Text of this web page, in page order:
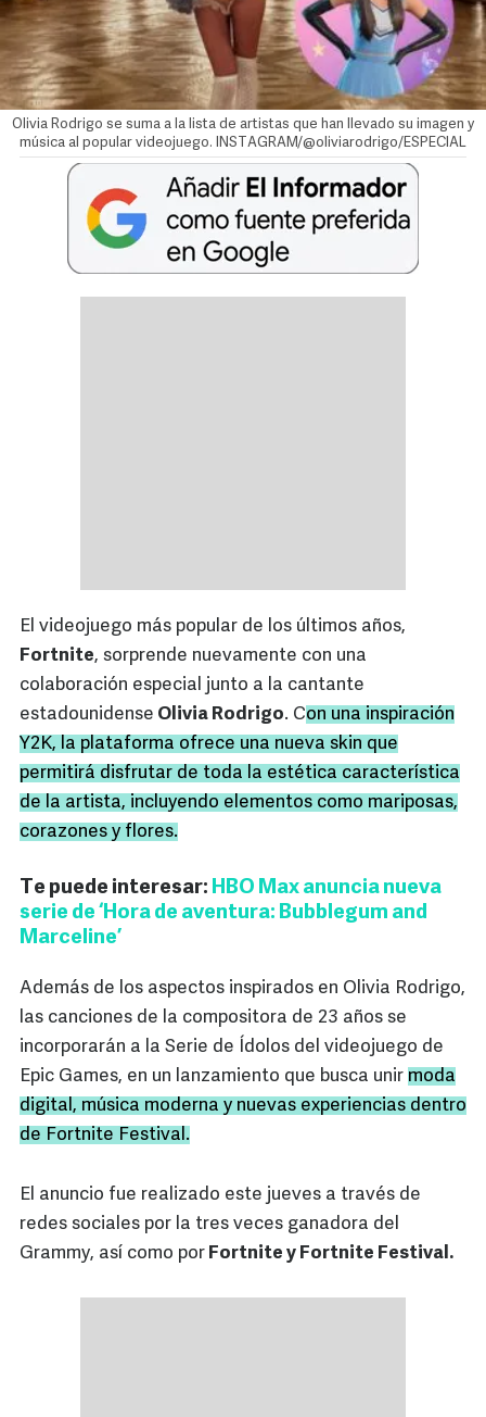
Olivia Rodrigo se suma a la lista de artistas que han llevado su imagen y
música al popular videojuego. INSTAGRAM/@oliviarodrigo/ESPECIAL
El videojuego más popular de los últimos años,
Fortnite, sorprende nuevamente con una
colaboración especial junto a la cantante
estadounidense Olivia Rodrigo. Con una inspiración
Y2K, la plataforma ofrece una nueva skin que
permitirá disfrutar de toda la estética característica
de la artista, incluyendo elementos como mariposas,
corazones y flores.
Te puede interesar: HBO Max anuncia nueva
serie de ‘Hora de aventura: Bubblegum and
Marceline’
Además de los aspectos inspirados en Olivia Rodrigo,
las canciones de la compositora de 23 años se
incorporarán a la Serie de Ídolos del videojuego de
Epic Games, en un lanzamiento que busca unir moda
digital, música moderna y nuevas experiencias dentro
de Fortnite Festival.
El anuncio fue realizado este jueves a través de
redes sociales por la tres veces ganadora del
Grammy, así como por Fortnite y Fortnite Festival.